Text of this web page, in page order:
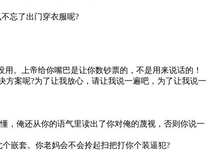
忘了出门穿衣服呢?
。上帝给你嘴巴是让你数钞票的，不是用来说话的！
案呢?为了让我放心，请让我说一遍吧，为了让我说一
俺还从你的语气里读出了你对俺的蔑视，否则你说一
嵌套。你老妈会不会拎起扫把打你个装逼犯?